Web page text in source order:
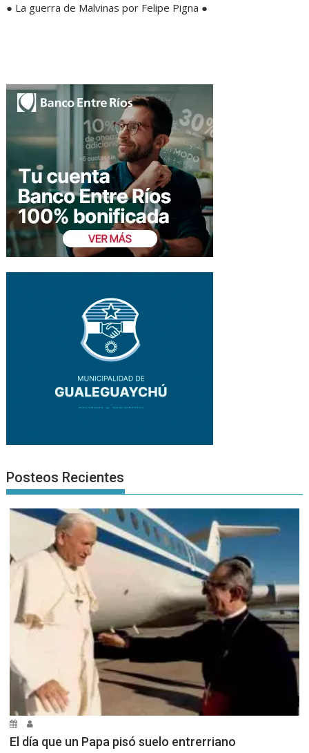
● La guerra de Malvinas por Felipe Pigna ●
Posteos Recientes
El día que un Papa pisó suelo entrerriano